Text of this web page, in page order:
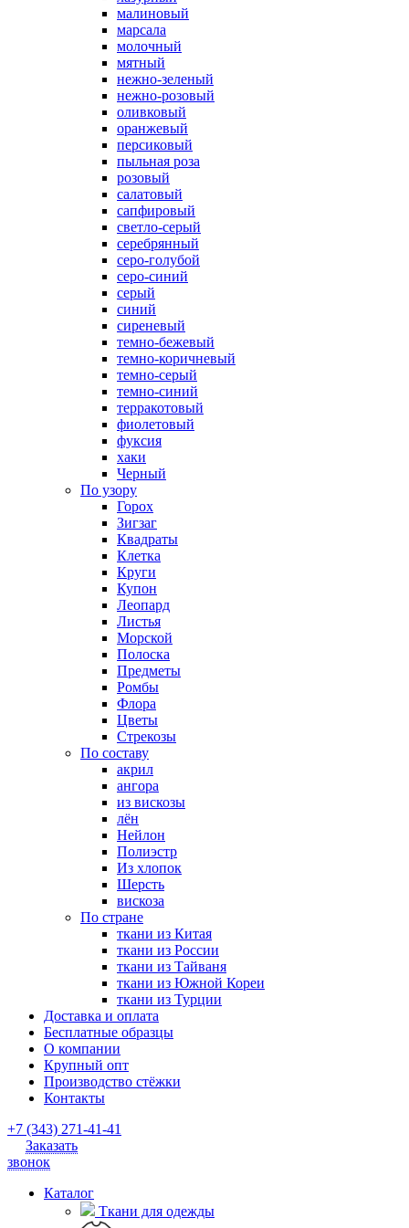
малиновый
марсала
молочный
мятный
нежно-зеленый
нежно-розовый
оливковый
оранжевый
персиковый
пыльная роза
розовый
салатовый
сапфировый
светло-серый
серебрянный
серо-голубой
серо-синий
серый
синий
сиреневый
темно-бежевый
темно-коричневый
темно-серый
темно-синий
терракотовый
фиолетовый
фуксия
хаки
Черный
По узору
Горох
Зигзаг
Квадраты
Клетка
Круги
Купон
Леопард
Листья
Морской
Полоска
Предметы
Ромбы
Флора
Цветы
Стрекозы
По составу
акрил
ангора
из вискозы
лён
Нейлон
Полиэстр
Из хлопок
Шерсть
вискоза
По стране
ткани из Китая
ткани из России
ткани из Тайваня
ткани из Южной Кореи
ткани из Турции
Доставка и оплата
Бесплатные образцы
О компании
Крупный опт
Производство стёжки
Контакты
+7 (343) 271-41-41
Заказать
звонок
Каталог
Ткани для одежды